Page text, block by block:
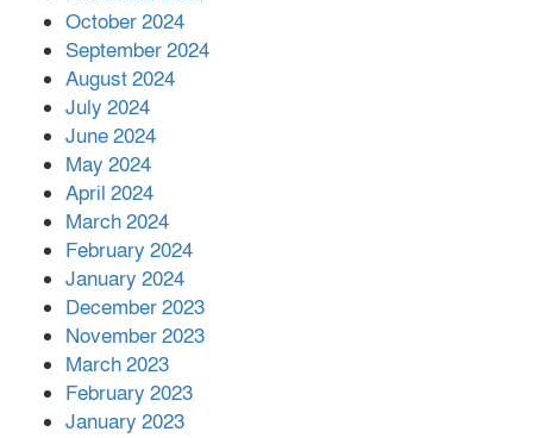
সহায়তা দিলেন সাচিং প্রু জেরী
October 2024
September 2024
August 2024
July 2024
June 2024
May 2024
April 2024
March 2024
February 2024
January 2024
December 2023
November 2023
March 2023
February 2023
January 2023